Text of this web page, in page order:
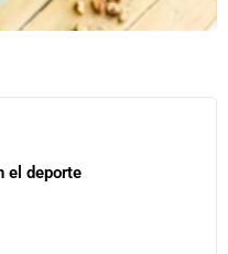
el deporte